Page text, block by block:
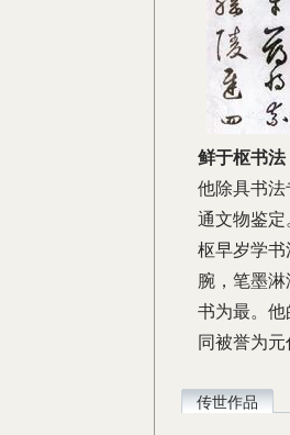
鲜于枢书法
他除具书
通文物鉴
枢早岁学
腕，笔墨
书为最。他
同被誉为元
传世作品